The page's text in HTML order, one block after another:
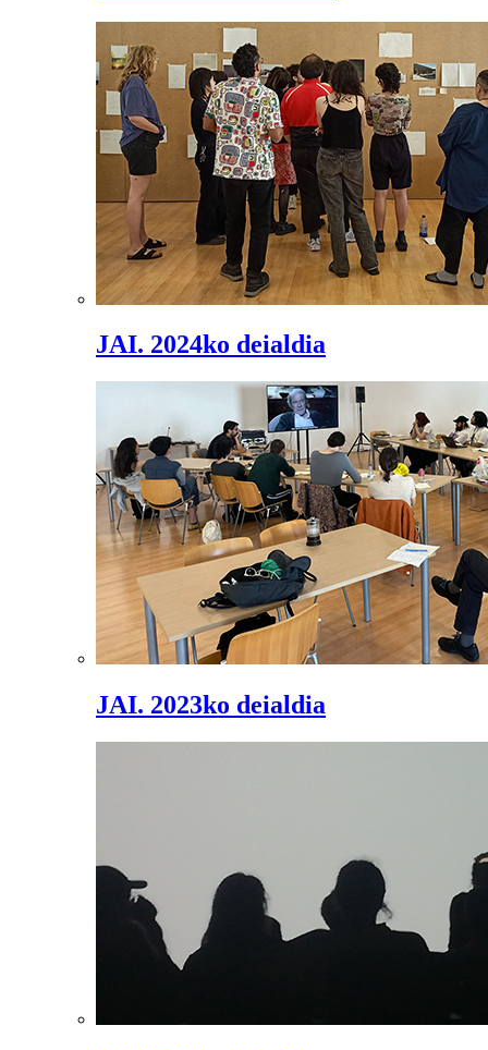
JAI. 2024ko deialdia
JAI. 2023ko deialdia